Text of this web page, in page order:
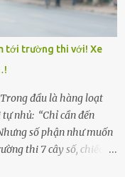
giỏi mà hiền, sau này
Mai, Lan và Hương – ba
này như hoa mai nở
cần đất màu, mà nhà
Trí đỗ Đại học Bách
tới trường thi với! Xe
đầu là hàng loạt
nhủ: “Chỉ cần đến
số phận như muốn
thi 7 cây số, chiếc xe